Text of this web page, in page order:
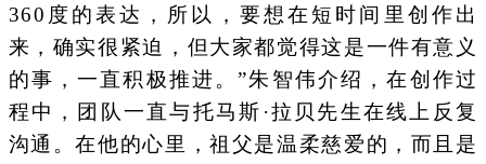
360度的表达，所以，要想在短时间里创作出
来，确实很紧迫，但大家都觉得这是一件有意义
的事，一直积极推进。”朱智伟介绍，在创作过
程中，团队一直与托马斯·拉贝先生在线上反复
沟通。在他的心里，祖父是温柔慈爱的，而且是